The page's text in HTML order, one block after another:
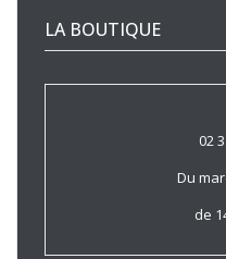
LA BOUTIQUE
02
Du
de